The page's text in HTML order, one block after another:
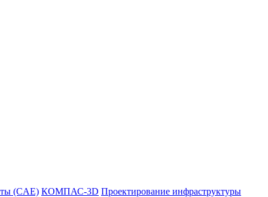
(CAE) КОМПАС-3D Проектирование инфраструктуры